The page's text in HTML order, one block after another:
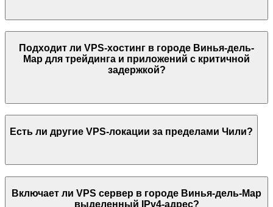
Подходит ли VPS-хостинг в городе Винья-дель-
Мар для трейдинга и приложений с критичной
задержкой?
Есть ли другие VPS-локации за пределами Чили?
Включает ли VPS сервер в городе Винья-дель-Мар
выделенный IPv4-адрес?